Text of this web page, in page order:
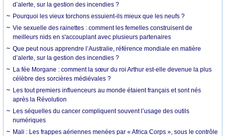
d’alerte, sur la gestion des incendies ?
Pourquoi les vieux torchons essuient-ils mieux que les neufs ?
Vie sexuelle des rainettes : comment les femelles construisent de
meilleurs nids en s'accouplant avec plusieurs partenaires
Que peut nous apprendre l’Australie, référence mondiale en matière
d’alerte, sur la gestion des incendies ?
La fée Morgane : comment la sœur du roi Arthur est-elle devenue la plus
célèbre des sorcières médiévales ?
Les tout premiers influenceurs au monde étaient français et sont nés
après la Révolution
Les séquelles du cancer compliquent souvent l’usage des outils
numériques
Mali : Les frappes aériennes menées par « Africa Corps », sous le contrôle